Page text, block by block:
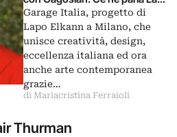
Elkann
Garage Italia, progetto di
Lapo Elkann a Milano, che
unisce creatività, design,
eccellenza italiana ed ora
anche arte contemporanea
grazie…
di Mariacristina Ferraioli
Thurman